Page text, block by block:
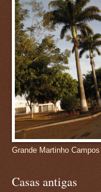
Grande Martinho Campos
Casas antigas